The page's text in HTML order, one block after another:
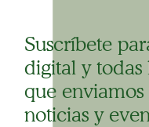
Suscríbete
digital y todas
que
noticias y